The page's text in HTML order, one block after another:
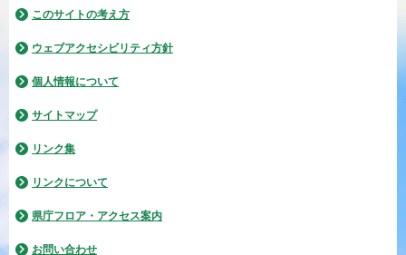
このサイトの考え方
ウェブアクセシビリティ方針
個人情報について
サイトマップ
リンク集
リンクについて
県庁フロア・アクセス案内
お問い合わせ